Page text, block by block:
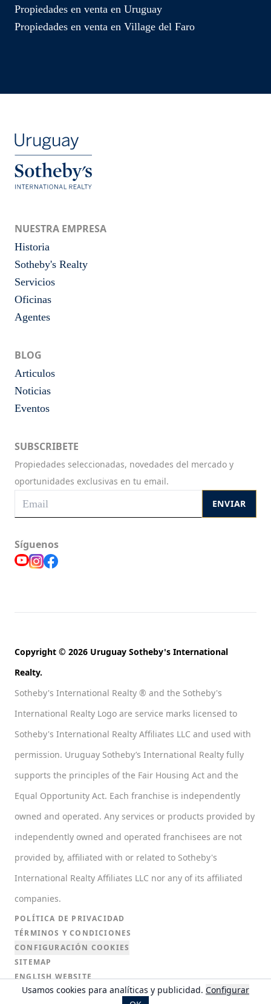
Propiedades en venta en Uruguay
Propiedades en venta en Village del Faro
NUESTRA EMPRESA
Historia
Sotheby's Realty
Servicios
Oficinas
Agentes
BLOG
Articulos
Noticias
Eventos
SUBSCRIBETE
Propiedades seleccionadas, novedades del mercado y
oportunidades exclusivas en tu email.
ENVIAR
Síguenos
Copyright © 2026 Uruguay Sotheby's International
Realty.
Sotheby's International Realty ® and the Sotheby's
International Realty Logo are service marks licensed to
Sotheby's International Realty Affiliates LLC and used with
permission. Uruguay Sotheby’s International Realty fully
supports the principles of the Fair Housing Act and the
Equal Opportunity Act. Each franchise is independently
owned and operated. Any services or products provided by
independently owned and operated franchisees are not
provided by, affiliated with or related to Sotheby's
International Realty Affiliates LLC nor any of its affiliated
companies.
POLÍTICA DE PRIVACIDAD
TÉRMINOS Y CONDICIONES
CONFIGURACIÓN COOKIES
SITEMAP
ENGLISH WEBSITE
SITIO EN PORTUGUÉS
Usamos cookies para analíticas y publicidad. Configurar